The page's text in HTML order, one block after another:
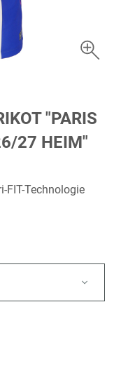
"PARIS S
27 HEIM"
FIT-Technologie